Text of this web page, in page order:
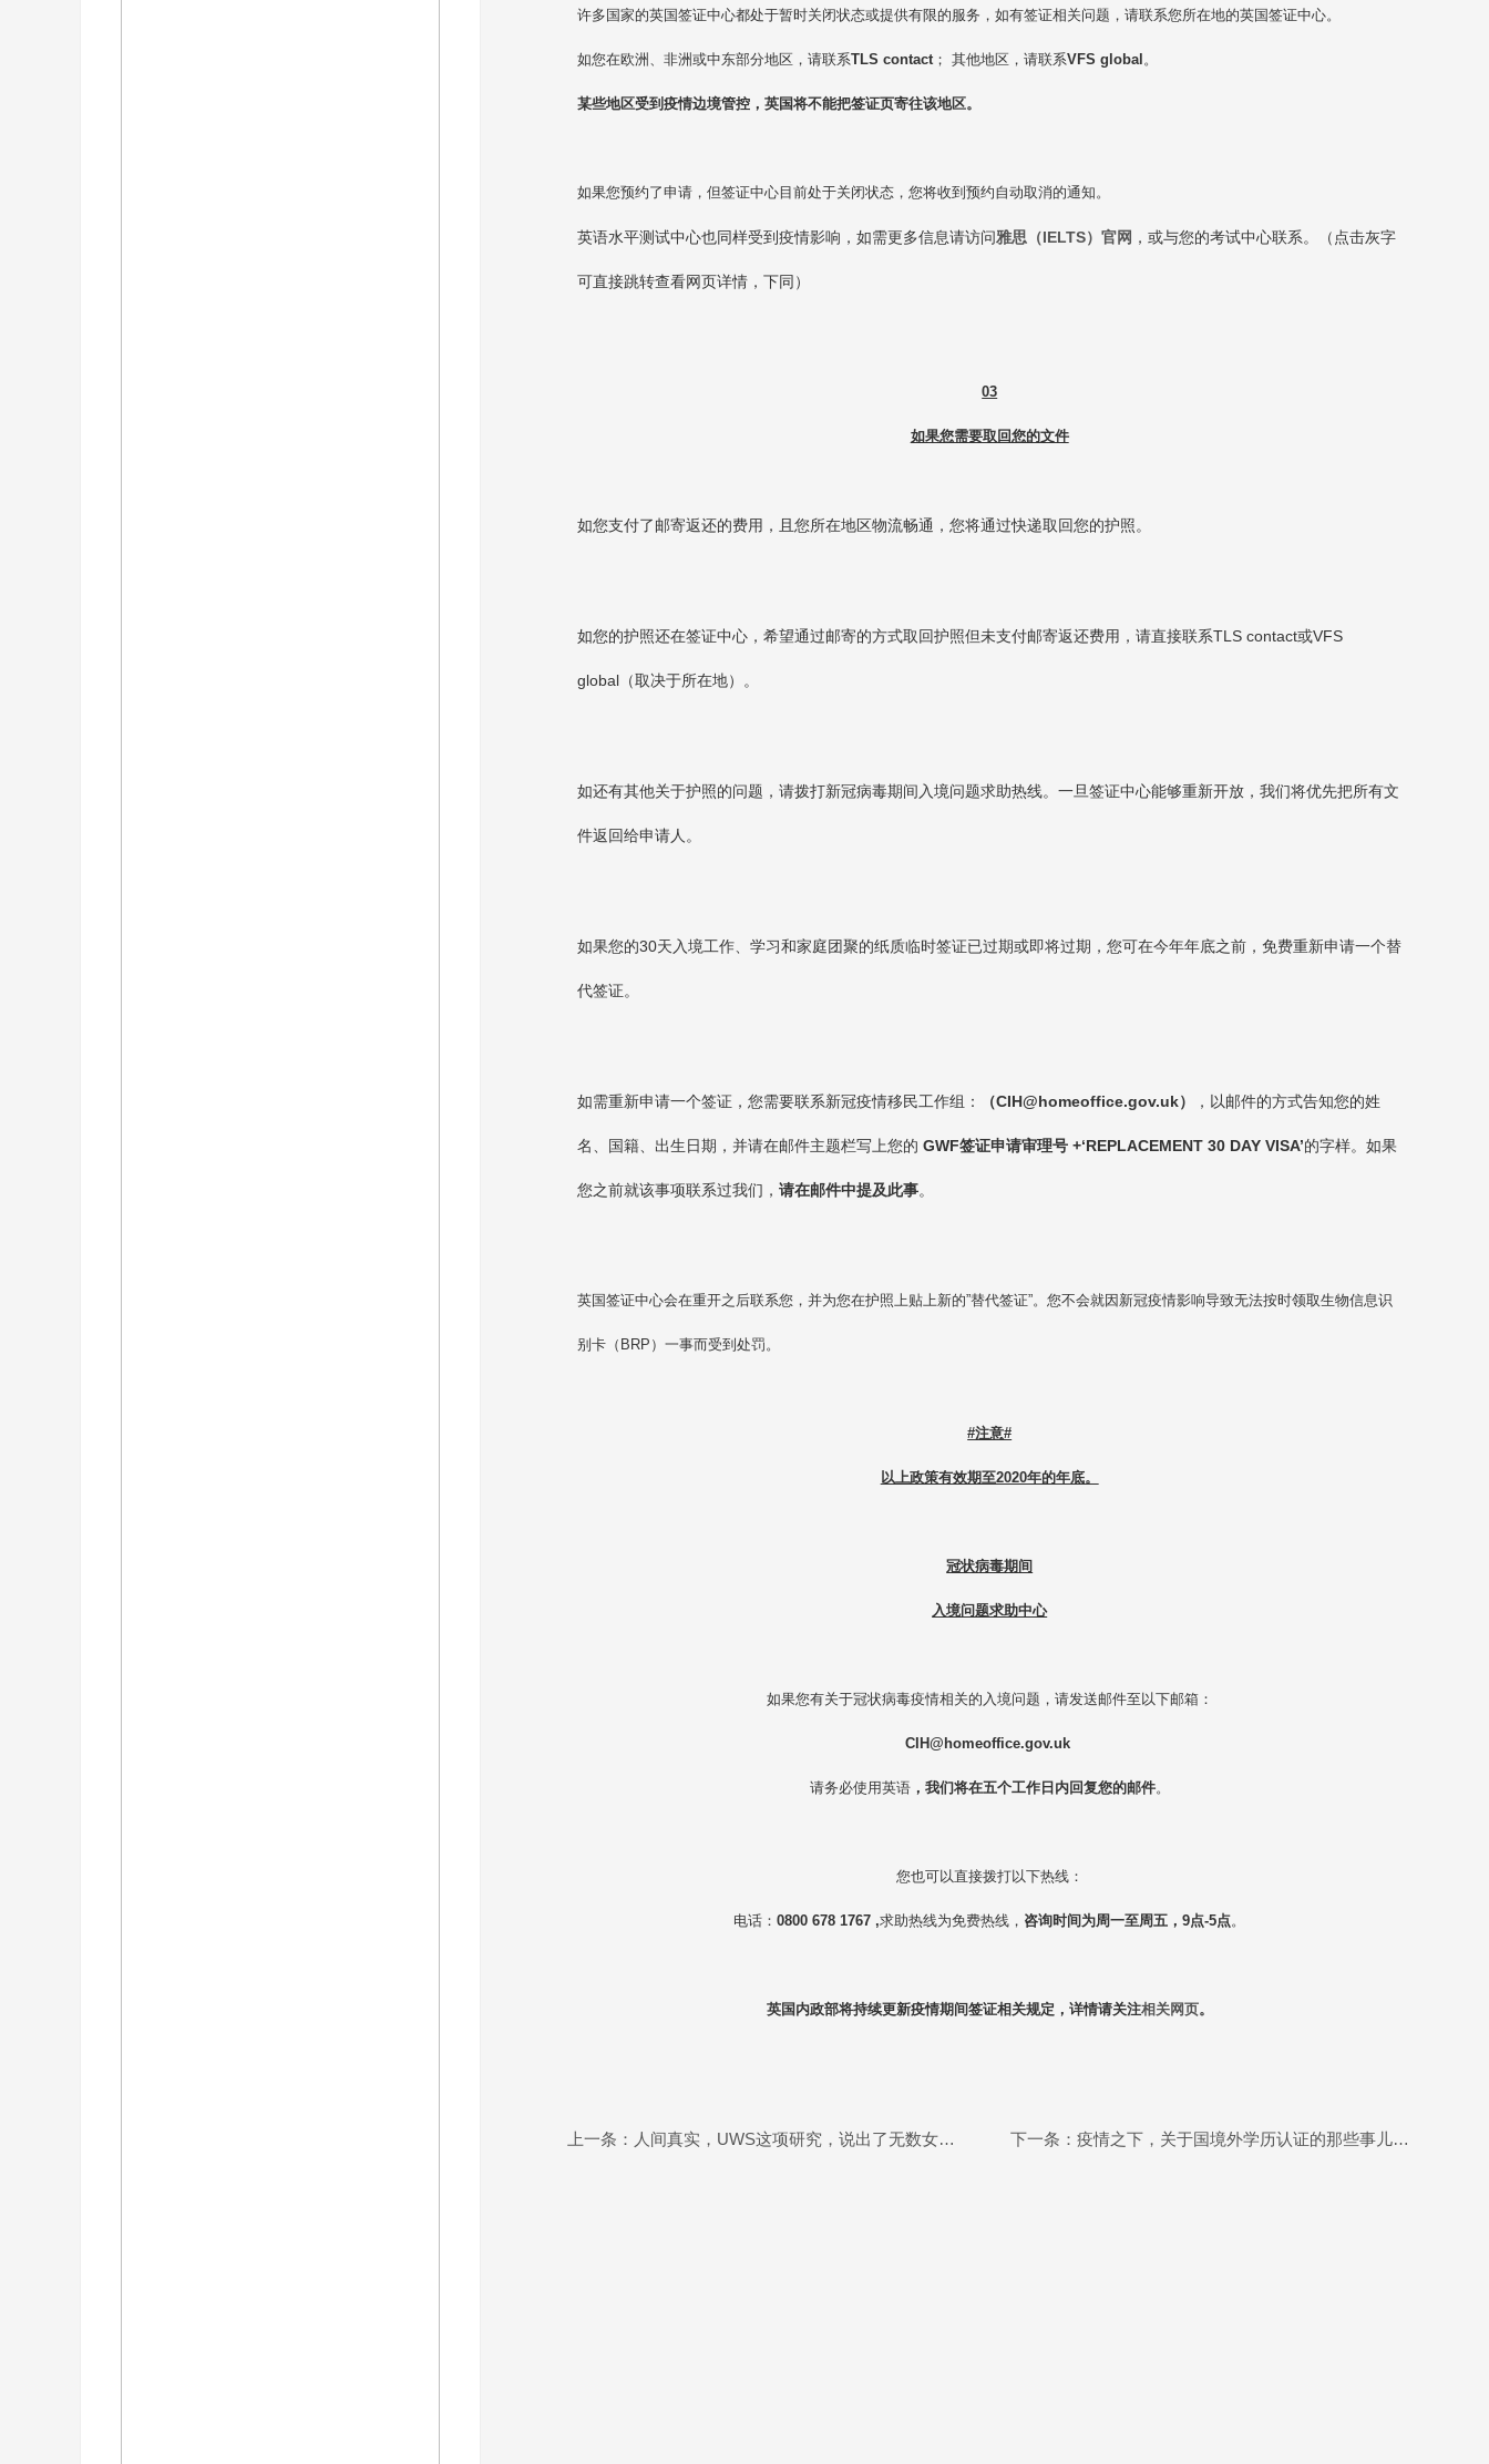
许多国家的英国签证中心都处于暂时关闭状态或提供有限的服务，如有签证相关问题，请联系您所在地的英国签证中心。
如您在欧洲、非洲或中东部分地区，请联系TLS contact； 其他地区，请联系VFS global 。
某些地区受到疫情边境管控，英国将不能把签证页寄往该地区。
如果您预约了申请，但签证中心目前处于关闭状态，您将收到预约自动取消的通知。
英语水平测试中心也同样受到疫情影响，如需更多信息请访问雅思（IELTS）官网 ，或与您的考试中心联系。（点击灰字
可直接跳转查看网页详情，下同）
03
如果您需要取回您的文件
如您支付了邮寄返还的费用，且您所在地区物流畅通，您将通过快递取回您的护照。
如您的护照还在签证中心，希望通过邮寄的方式取回护照但未支付邮寄返还费用，请直接联系TLS contact或VFS
global（取决于所在地）。
如还有其他关于护照的问题，请拨打新冠病毒期间入境问题求助热线。一旦签证中心能够重新开放，我们将优先把所有文
件返回给申请人。
如果您的30天入境工作、学习和家庭团聚的纸质临时签证已过期或即将过期，您可在今年年底之前，免费重新申请一个替
代签证。
如需重新申请一个签证，您需要联系新冠疫情移民工作组： （CIH@homeoffice.gov.uk） ，以邮件的方式告知您的姓
名、国籍、出生日期，并请在邮件主题栏写上您的 GWF签证申请审理号 +‘REPLACEMENT 30 DAY VISA’的字样。如果
您之前就该事项联系过我们， 请在邮件中提及此事。
英国签证中心会在重开之后联系您，并为您在护照上贴上新的”替代签证”。您不会就因新冠疫情影响导致无法按时领取生物信息识
别卡（BRP）一事而受到处罚。
#注意#
以上政策有效期至2020年的年底。
冠状病毒期间
入境问题求助中心
如果您有关于冠状病毒疫情相关的入境问题，请发送邮件至以下邮箱：
CIH@homeoffice.gov.uk
请务必使用英语，我们将在五个工作日内回复您的邮件。
您也可以直接拨打以下热线：
电话：0800 678 1767 ,求助热线为免费热线， 咨询时间为周一至周五，9点-5点。
英国内政部将持续更新疫情期间签证相关规定，详情请关注相关网页。
上一条：人间真实，UWS这项研究，说出了无数女性的困扰…… 下一条：疫情之下，关于国境外学历认证的那些事儿……